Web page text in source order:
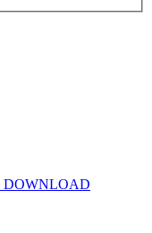
DOWNLOAD